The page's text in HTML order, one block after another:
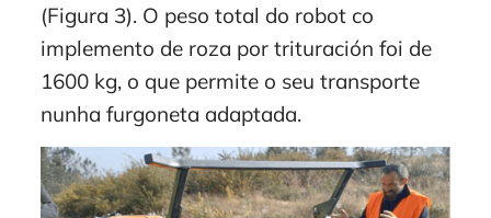
(Figura 3). O peso total do robot co
implemento de roza por trituración foi de
1600 kg, o que permite o seu transporte
nunha furgoneta adaptada.